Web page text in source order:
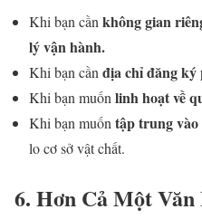
Khi bạn cầnkhông gian
lý vận hành.
Khi bạn cầnđịa chỉ đăng ký
Khi bạn muốnlinh hoạt về
Khi bạn muốntập trung
lo cơ sở vật chất.
6. Hơn Cả Một Văn